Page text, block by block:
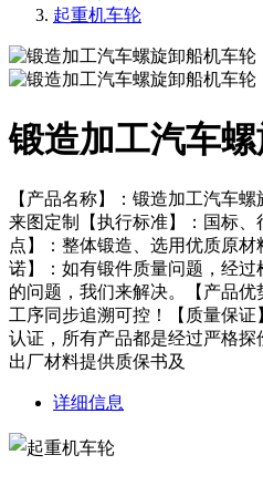
起重机车轮
锻造加工汽车
【产品名称】：锻造加工汽车
来图定制【执行标准】：国标
点】：整体锻造、选用优质原
诺】：如有锻件质量问题，经
的问题，我们来解决。【产品优
工序同步追溯可控！【质量保
认证，所有产品都是经过严格探
出厂材料提供质保书及
详细信息